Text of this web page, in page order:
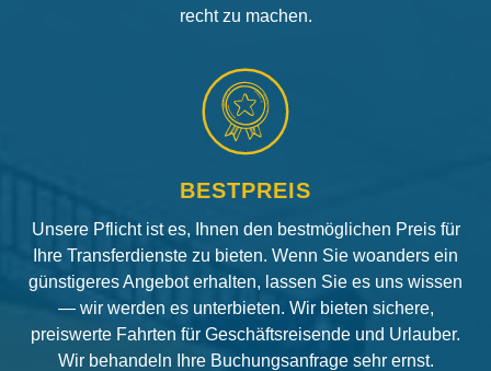
recht zu machen.
BESTPREIS
Unsere Pflicht ist es, Ihnen den bestmöglichen Preis für
Ihre Transferdienste zu bieten. Wenn Sie woanders ein
günstigeres Angebot erhalten, lassen Sie es uns wissen
— wir werden es unterbieten. Wir bieten sichere,
preiswerte Fahrten für Geschäftsreisende und Urlauber.
Wir behandeln Ihre Buchungsanfrage sehr ernst.